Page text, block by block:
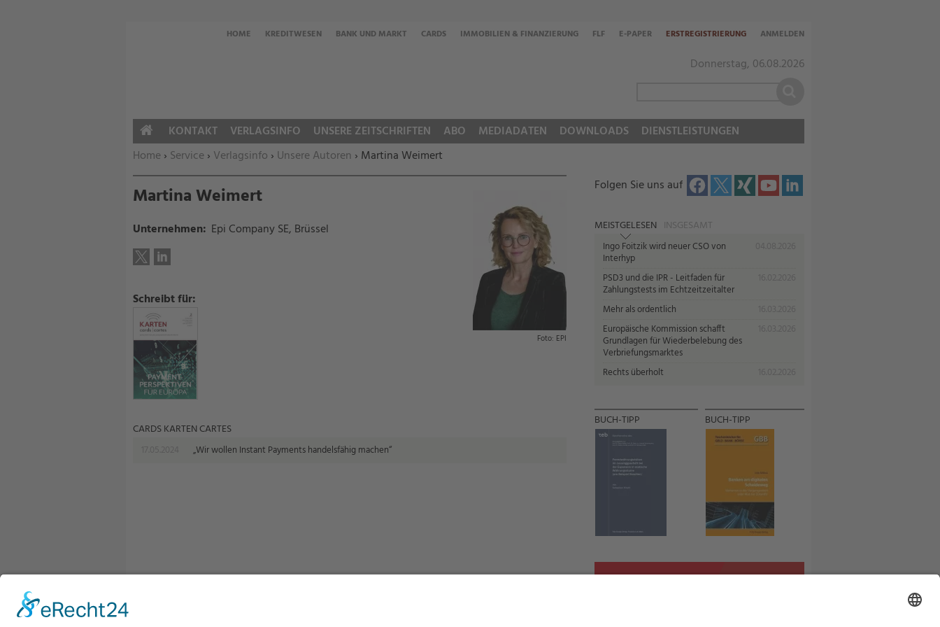
Donnerstag, 06.08.2026
HOME KREDITWESEN BANK UND MARKT CARDS IMMOBILIEN & FINANZIERUNG FLF E-PAPER ERSTREGISTRIERUNG ANMELDEN
Sie befinden sich hier:
Home › Service › Verlagsinfo › Unsere Autoren › Martina Weimert
Martina Weimert
EPI
Unternehmen: Epi Company SE, Brüssel
Schreibt für:
CARDS KARTEN CARTES
„Wir wollen Instant Payments handelsfähig machen“
Folgen Sie uns auf
MEISTGELESEN INSGESAMT
Ingo Foitzik wird neuer CSO von
Interhyp
PSD3 und die IPR - Leitfaden für
Zahlungstests im Echtzeitzeitalter
Mehr als ordentlich
Europäische Kommission schafft
Grundlagen für Wiederbelebung des
Verbriefungsmarktes
Rechts überholt
BUCH-TIPP BUCH-TIPP
HOME
KONTAKT VERLAGSINFO UNSERE ZEITSCHRIFTEN ABO MEDIADATEN DOWNLOADS DIENSTLEISTUNGEN